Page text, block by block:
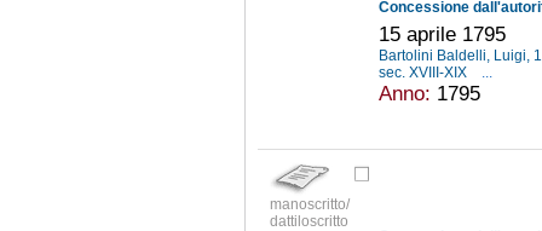
15 aprile 1795
Bartolini Baldelli, Luigi,
sec. XVIII-XIX
Anno: 1795
manoscritto/
dattiloscritto